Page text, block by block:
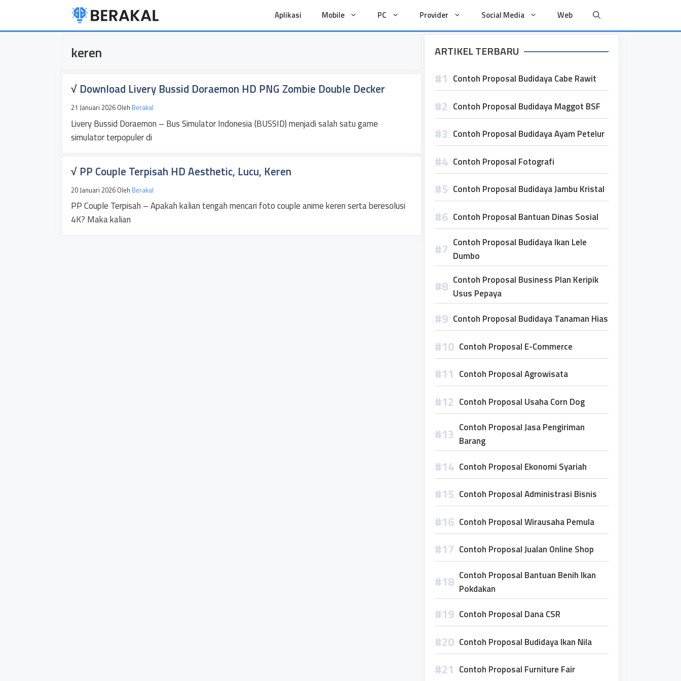
isi
Aplikasi Mobile PC Provider Social Media Web
keren
√ Download Livery Bussid Doraemon HD PNG Zombie Double Decker
21 Januari 2026 Oleh Berakal
Livery Bussid Doraemon – Bus Simulator Indonesia (BUSSID) menjadi salah satu game
simulator terpopuler di
√ PP Couple Terpisah HD Aesthetic, Lucu, Keren
20 Januari 2026 Oleh Berakal
PP Couple Terpisah – Apakah kalian tengah mencari foto couple anime keren serta beresolusi
4K? Maka kalian
ARTIKEL TERBARU
Contoh Proposal Budidaya Cabe Rawit
Contoh Proposal Budidaya Maggot BSF
Contoh Proposal Budidaya Ayam Petelur
Contoh Proposal Fotografi
Contoh Proposal Budidaya Jambu Kristal
Contoh Proposal Bantuan Dinas Sosial
Contoh Proposal Budidaya Ikan Lele
Dumbo
Contoh Proposal Business Plan Keripik
Usus Pepaya
Contoh Proposal Budidaya Tanaman Hias
Contoh Proposal E-Commerce
Contoh Proposal Agrowisata
Contoh Proposal Usaha Corn Dog
Contoh Proposal Jasa Pengiriman
Barang
Contoh Proposal Ekonomi Syariah
Contoh Proposal Administrasi Bisnis
Contoh Proposal Wirausaha Pemula
Contoh Proposal Jualan Online Shop
Contoh Proposal Bantuan Benih Ikan
Pokdakan
Contoh Proposal Dana CSR
Contoh Proposal Budidaya Ikan Nila
Contoh Proposal Furniture Fair